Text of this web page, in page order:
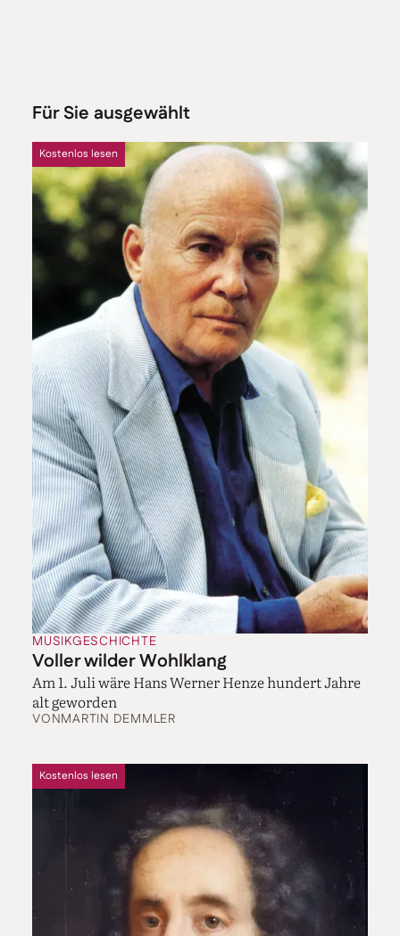
Für Sie ausgewählt
MUSIKGESCHICHTE
Voller wilder Wohlklang
Am 1. Juli wäre Hans Werner Henze hundert Jahre
alt geworden
VONMARTIN DEMMLER
Kostenlos lesen
Kostenlos lesen